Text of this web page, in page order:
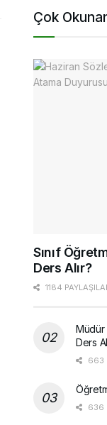
Çok
Sınıf
Ders Alır?
1184
Müdür
Ders
663
636